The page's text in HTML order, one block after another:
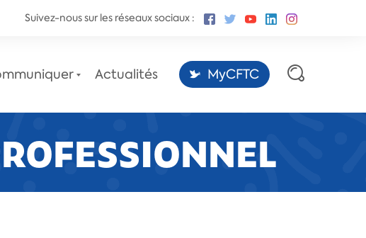
Suivez-nous sur les réseaux sociaux :
Les sites des conventions
Actualités MyCFTC